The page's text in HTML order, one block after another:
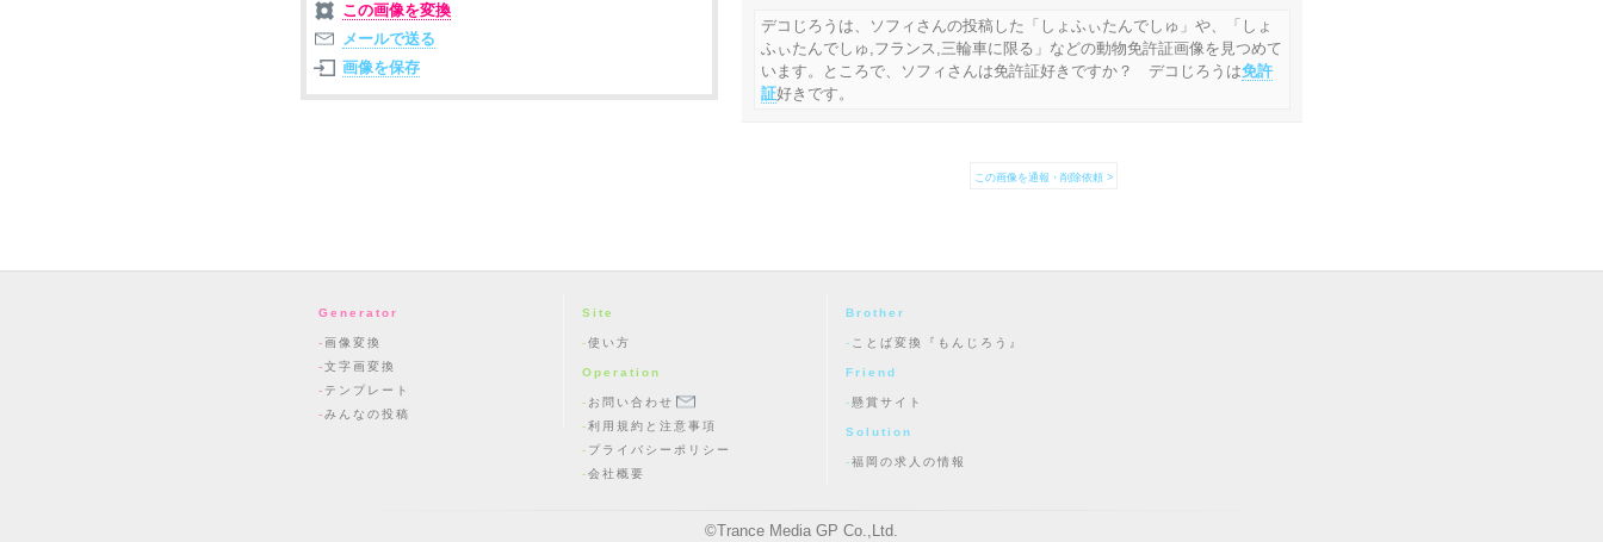
この画像を変換
メールで送る
画像を保存
デコじろうは、ソフィさんの投稿した「しょふぃたんでしゅ」や、「しょ
ふぃたんでしゅ,フランス,三輪車に限る」などの動物免許証画像を見つめて
います。ところで、ソフィさんは免許証好きですか？ デコじろうは免許
証好きです。
この画像を通報・削除依頼 >
Generator
画像変換
文字画変換
テンプレート
みんなの投稿
Site
使い方
Operation
お問い合わせ
利用規約と注意事項
プライバシーポリシー
会社概要
Brother
ことば変換『もんじろう』
Friend
懸賞サイト
Solution
福岡の求人の情報
©Trance Media GP Co.,Ltd.